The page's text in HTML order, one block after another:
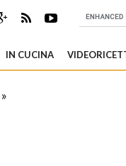
IN CUCINA
»